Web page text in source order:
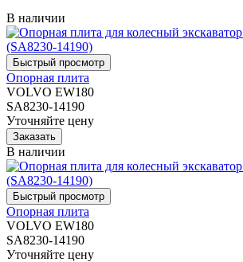
В наличии
Опорная плита
VOLVO EW180
SA8230-14190
Уточняйте цену
В наличии
Опорная плита
VOLVO EW180
SA8230-14190
Уточняйте цену